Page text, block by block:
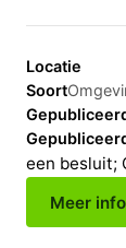
Locatie
Soort
een besluit;
Meer